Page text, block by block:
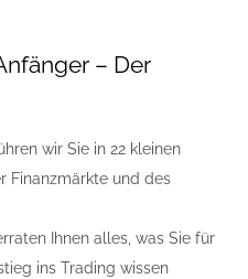
– Der
wir Sie in 22 kleinen
Finanzmärkte und des
Ihnen alles, was Sie für
ins Trading wissen